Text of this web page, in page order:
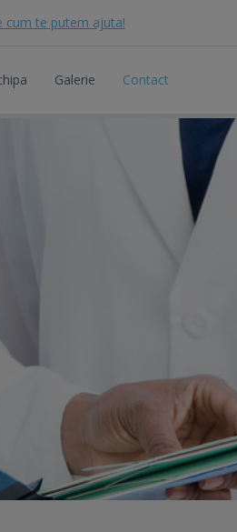
cum te putem ajuta!
Galerie Contact